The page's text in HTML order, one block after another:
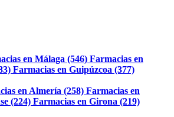
en Málaga (546) Farmacias en
Farmacias en Guipúzcoa (377)
en Almería (258) Farmacias en
(224) Farmacias en Girona (219)